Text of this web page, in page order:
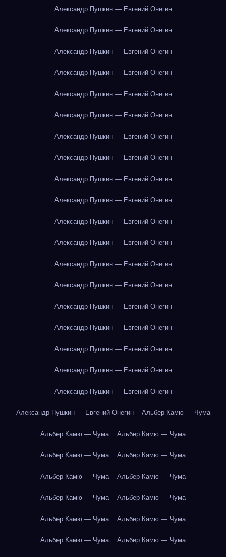
Александр Пушкин — Евгений Онегин
Александр Пушкин — Евгений Онегин
Александр Пушкин — Евгений Онегин
Александр Пушкин — Евгений Онегин
Александр Пушкин — Евгений Онегин
Александр Пушкин — Евгений Онегин
Александр Пушкин — Евгений Онегин
Александр Пушкин — Евгений Онегин
Александр Пушкин — Евгений Онегин
Александр Пушкин — Евгений Онегин
Александр Пушкин — Евгений Онегин
Александр Пушкин — Евгений Онегин
Александр Пушкин — Евгений Онегин
Александр Пушкин — Евгений Онегин
Александр Пушкин — Евгений Онегин
Александр Пушкин — Евгений Онегин
Александр Пушкин — Евгений Онегин
Александр Пушкин — Евгений Онегин
Александр Пушкин — Евгений Онегин
Александр Пушкин — Евгений Онегин Альбер Камю — Чума
Альбер Камю — Чума Альбер Камю — Чума
Альбер Камю — Чума Альбер Камю — Чума
Альбер Камю — Чума Альбер Камю — Чума
Альбер Камю — Чума Альбер Камю — Чума
Альбер Камю — Чума Альбер Камю — Чума
Альбер Камю — Чума Альбер Камю — Чума